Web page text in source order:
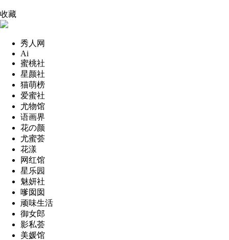
收藏
秀人网
Ai
蜜桃社
星颜社
猫萌榜
爱蜜社
尤物馆
语画界
花の颜
尤蜜荟
花漾
网红馆
星乐园
魅妍社
嗲囡囡
顽味生活
御女郎
影私荟
美媛馆